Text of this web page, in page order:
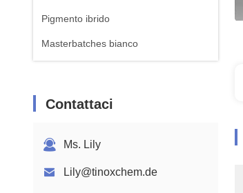
Pigmento ibrido
Masterbatches bianco
Contattaci
Ms. Lily
Lily@tinoxchem.de